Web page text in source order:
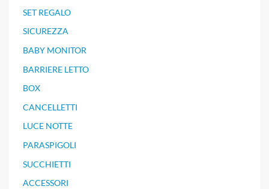
SET REGALO
SICUREZZA
BABY MONITOR
BARRIERE LETTO
BOX
CANCELLETTI
LUCE NOTTE
PARASPIGOLI
SUCCHIETTI
ACCESSORI